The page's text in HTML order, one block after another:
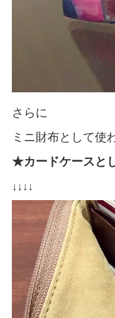
さらに
ミニ財布として使
★カードケースと
↓↓↓↓